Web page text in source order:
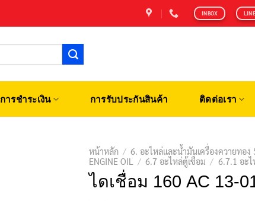
INBOX LINE
การชำระเงิน การรับประกันสินค้า ติดต่อเรา
หน้าหลัก / 6. อะไหล่และน้ำมันเครื่องควายทอง
ENGINE OIL
/ 6.7 อะไหล่ตู้เชื่อม / 6.7.1 อะ
ไดเชื่อม 160 AC 13-